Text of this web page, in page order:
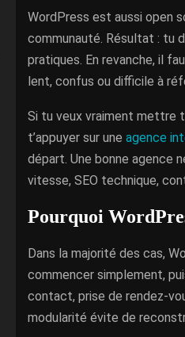
WordPress est aussi open
communauté. Résultat : tu
pratiques. En revanche, il
lent, confus ou difficile à
Si tu veux vraiment mettre
t’appuyer sur une agence
départ. Une bonne agence
vitesse, SEO technique,
Pourquoi
Dans la majorité des cas,
commencer simplement,
contact, prise de rendez-
modularité évite de